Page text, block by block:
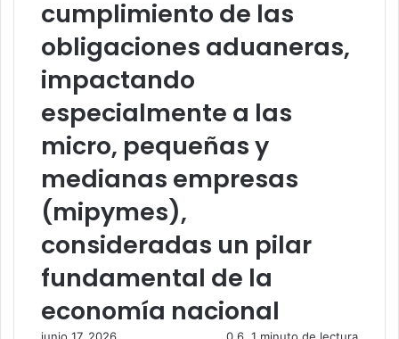
cumplimiento de las
obligaciones aduaneras,
impactando
especialmente a las
micro, pequeñas y
medianas empresas
(mipymes),
consideradas un pilar
fundamental de la
economía nacional